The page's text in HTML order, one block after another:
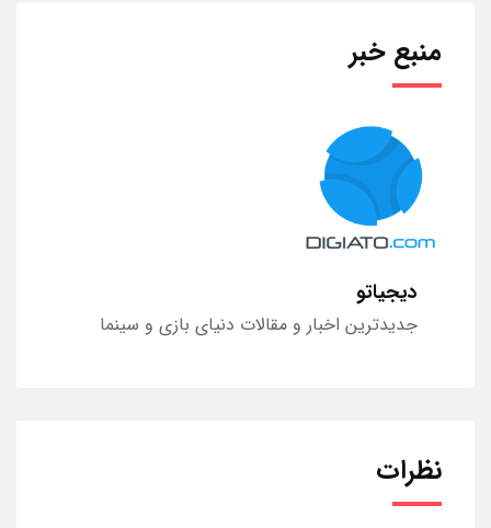
منبع خبر
دیجیاتو
جدیدترین اخبار و مقالات دنیای بازی و سینما
نظرات